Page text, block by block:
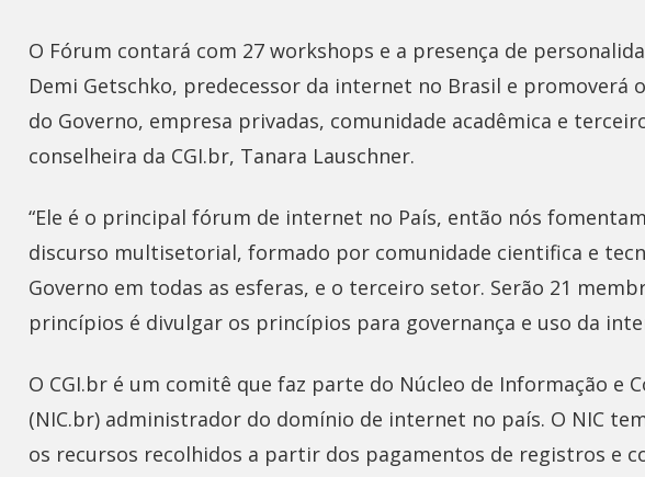
O Fórum contará com 27 workshops e a presença de
Demi Getschko, predecessor da internet no Brasil e promoverá
do Governo, empresa privadas, comunidade acadêmica e
conselheira da CGI.br, Tanara Lauschner.
“Ele é o principal fórum de internet no País, então nós
discurso multisetorial, formado por comunidade cientifica e
Governo em todas as esferas, e o terceiro setor. Serão 21
princípios é divulgar os princípios para governança e uso da
O CGI.br é um comitê que faz parte do Núcleo de Informação e
(NIC.br) administrador do domínio de internet no país. O NIC
os recursos recolhidos a partir dos pagamentos de registros e